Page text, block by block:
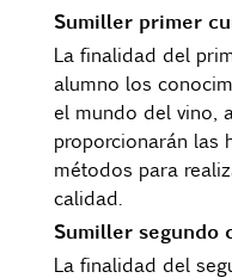
Sumiller primer
La finalidad del
alumno los
el mundo del vino,
proporcionarán las
métodos para
calidad.
Sumiller segundo
La finalidad del